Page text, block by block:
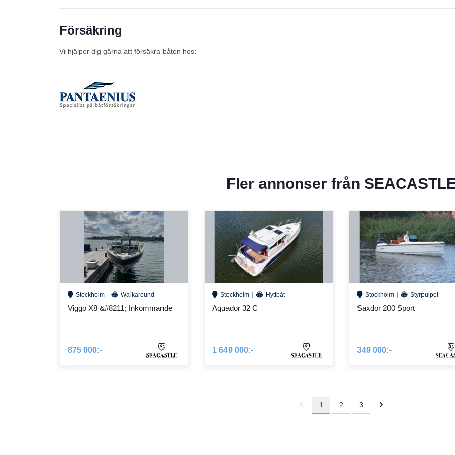
Försäkring
Vi hjälper dig gärna att försäkra båten hos:
Fler annonser från
Stockholm Walkaround
Viggo X8 &#8211; Inkommande
875 000:-
Stockholm Hyttbåt
Aquador 32 C
1 649 000:-
Stockholm Styrpulpet
Saxdor 200 Sport
349 000:-
1 2 3